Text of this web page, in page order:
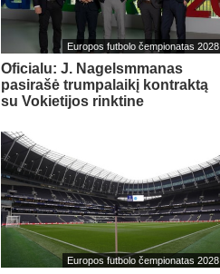
Europos futbolo čempionatas 2028
Oficialu: J. Nagelsmmanas
pasirašė trumpalaikį kontraktą
su Vokietijos rinktine
Europos futbolo čempionatas 2028